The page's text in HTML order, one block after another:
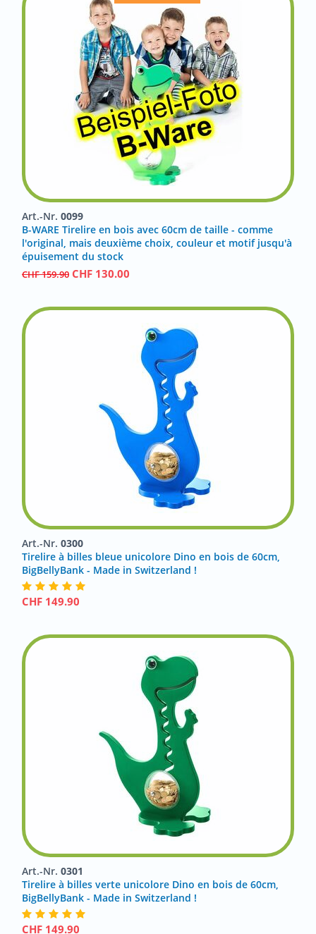
Art.-Nr. 0099
B-WARE Tirelire en bois avec 60cm de taille - comme
l'original, mais deuxième choix, couleur et motif jusqu'à
épuisement du stock
CHF159.90 CHF 130.00
Art.-Nr. 0300
Tirelire à billes bleue unicolore Dino en bois de 60cm,
BigBellyBank - Made in Switzerland !
CHF 149.90
Art.-Nr. 0301
Tirelire à billes verte unicolore Dino en bois de 60cm,
BigBellyBank - Made in Switzerland !
CHF 149.90